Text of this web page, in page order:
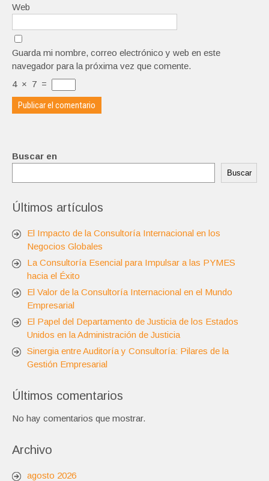
Web
Guarda mi nombre, correo electrónico y web en este
navegador para la próxima vez que comente.
4 × 7 =
Buscar en
Buscar
Últimos artículos
El Impacto de la Consultoría Internacional en los
Negocios Globales
La Consultoría Esencial para Impulsar a las PYMES
hacia el Éxito
El Valor de la Consultoría Internacional en el Mundo
Empresarial
El Papel del Departamento de Justicia de los Estados
Unidos en la Administración de Justicia
Sinergia entre Auditoría y Consultoría: Pilares de la
Gestión Empresarial
Últimos comentarios
No hay comentarios que mostrar.
Archivo
agosto 2026